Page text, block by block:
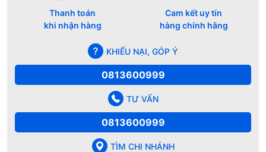
Thanh toán
khi nhận hàng
Cam kết uy tín
hàng chính hãng
KHIẾU NẠI, GÓP Ý
0813600999
TƯ VẤN
0813600999
TÌM CHI NHÁNH